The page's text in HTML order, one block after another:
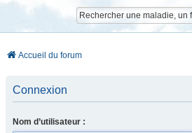
Accueil du forum
Connexion
Nom d’utilisateur :